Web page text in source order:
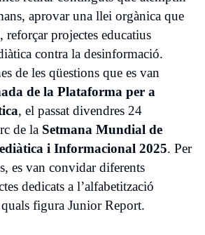
aprovar una llei orgànica que
projectes educatius
contra la desinformació.
de les qüestions que es van
de la Plataforma per a
, el passat divendres 24
de la Setmana Mundial de
i Informacional 2025. Per
es van convidar diferents
dedicats a l’alfabetització
figura Junior Report.